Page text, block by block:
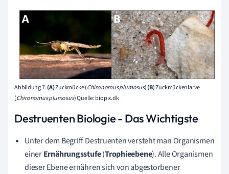
Abbildung 7:(A)Zuckmücke (Chironomusplumosus)(B) Zuckmückenlarve
(Chironomusplumosus) Quelle: biopix.dk
Destruenten Biologie - Das Wichtigste
Unter dem Begriff Destruenten versteht man Organismen
einerErnährungsstufe(Trophieebene). Alle Organismen
dieser Ebene ernähren sich von abgestorbener